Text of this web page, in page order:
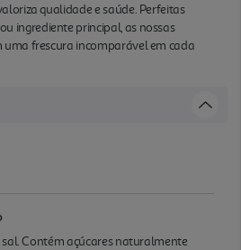
qualidade e saúde. Perfeitas
ingrediente principal, as nossas
frescura incomparável em cada
Contém açúcares naturalmente